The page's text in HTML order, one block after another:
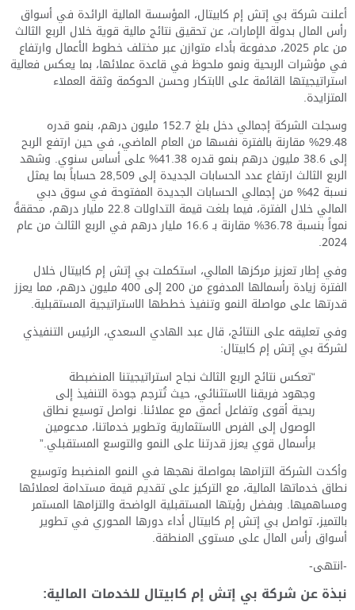
أعلنت شركة بي إتش إم كابيتال، المؤسسة المالية الرائدة في أسواق
رأس المال بدولة الإمارات، عن تحقيق نتائج مالية قوية خلال الربع الثالث
من عام 2025، مدفوعة بأداء متوازن عبر مختلف خطوط الأعمال وارتفاع
في مؤشرات الربحية ونمو ملحوظ في قاعدة عملائها، بما يعكس فعالية
استراتيجيتها القائمة على الابتكار وحسن الحوكمة وثقة العملاء
المتزايدة.
وسجلت الشركة إجمالي دخل بلغ 152.7 مليون درهم، بنمو قدره
29.48% مقارنة بالفترة نفسها من العام الماضي، في حين ارتفع الربح
إلى 38.6 مليون درهم بنمو قدره 41.38% على أساس سنوي. وشهد
الربع الثالث ارتفاع عدد الحسابات الجديدة إلى 28,509 حساباً بما يمثل
نسبة 42% من إجمالي الحسابات الجديدة المفتوحة في سوق دبي
المالي خلال الفترة، فيما بلغت قيمة التداولات 22.8 مليار درهم، محققةً
نمواً بنسبة 36.78% مقارنة بـ 16.6 مليار درهم في الربع الثالث من عام
2024.
وفي إطار تعزيز مركزها المالي، استكملت بي إتش إم كابيتال خلال
الفترة زيادة رأسمالها المدفوع من 200 إلى 400 مليون درهم، مما يعزز
قدرتها على مواصلة النمو وتنفيذ خططها الاستراتيجية المستقبلية.
وفي تعليقه على النتائج، قال عبد الهادي السعدي، الرئيس التنفيذي
لشركة بي إتش إم كابيتال:
“تعكس نتائج الربع الثالث نجاح استراتيجيتنا المنضبطة
وجهود فريقنا الاستثنائي، حيث تُترجم جودة التنفيذ إلى
ربحية أقوى وتفاعل أعمق مع عملائنا. نواصل توسيع نطاق
الوصول إلى الفرص الاستثمارية وتطوير خدماتنا، مدعومين
برأسمال قوي يعزز قدرتنا على النمو والتوسع المستقبلي.”
وأكدت الشركة التزامها بمواصلة نهجها في النمو المنضبط وتوسيع
نطاق خدماتها المالية، مع التركيز على تقديم قيمة مستدامة لعملائها
ومساهميها. وبفضل رؤيتها المستقبلية الواضحة والتزامها المستمر
بالتميز، تواصل بي إتش إم كابيتال أداء دورها المحوري في تطوير
أسواق رأس المال على مستوى المنطقة.
-انتهى-
نبذة عن شركة بي إتش إم كابيتال للخدمات المالية: